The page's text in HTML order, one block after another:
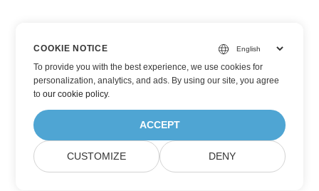
COOKIE NOTICE
To provide you with the best experience, we use cookies for
personalization, analytics, and ads. By using our site, you agree
toour cookie policy.
ACCEPT
CUSTOMIZE DENY